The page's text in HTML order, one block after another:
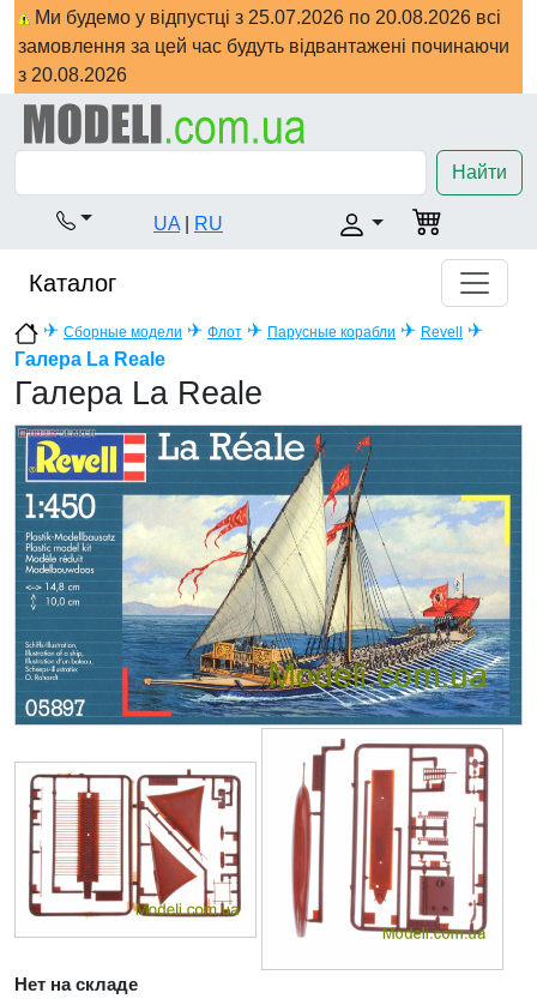
Ми будемо у відпустці з 25.07.2026 по 20.08.2026 всі
замовлення за цей час будуть відвантажені починаючи
з 20.08.2026
Найти
UA RU
Каталог
✈ Сборные модели ✈ Флот ✈ Парусные корабли ✈ Revell
✈
Галера La Reale
Галера La Reale
Нет на складе